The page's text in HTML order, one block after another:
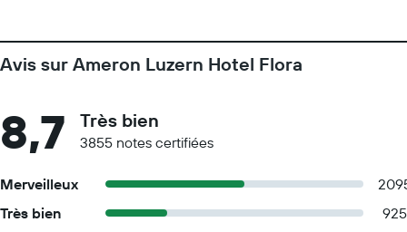
Avis sur Ameron Luzern Hotel Flora
8,7 Très bien
3855 notes certifiées
Merveilleux
Très bien
925